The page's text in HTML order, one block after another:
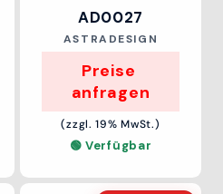
AD0027
Anbieter:
ASTRADESIGN
Preise
anfragen
(zzgl. 19% MwSt.)
🟢 Verfügbar